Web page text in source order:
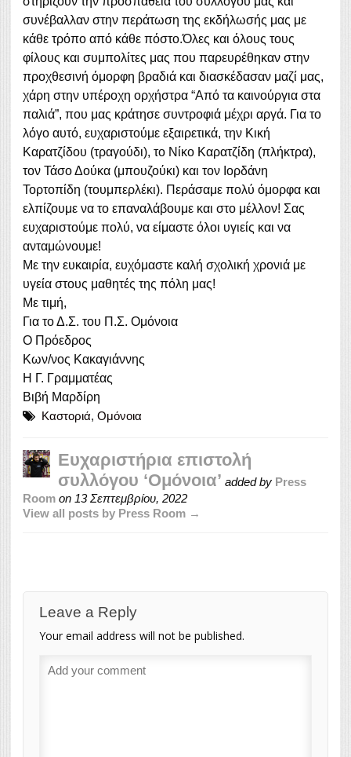
συνέβαλλαν στην περάτωση της εκδήλωσής μας με
κάθε τρόπο από κάθε πόστο.Όλες και όλους τους
φίλους και συμπολίτες μας που παρευρέθηκαν στην
προχθεσινή όμορφη βραδιά και διασκέδασαν μαζί μας,
χάρη στην υπέροχη ορχήστρα “Από τα καινούργια στα
παλιά”, που μας κράτησε συντροφιά μέχρι αργά. Για το
λόγο αυτό, ευχαριστούμε εξαιρετικά, την Κική
Καρατζίδου (τραγούδι), το Νίκο Καρατζίδη (πλήκτρα),
τον Τάσο Δούκα (μπουζούκι) και τον Ιορδάνη
Τορτοπίδη (τουμπερλέκι). Περάσαμε πολύ όμορφα και
ελπίζουμε να το επαναλάβουμε και στο μέλλον! Σας
ευχαριστούμε πολύ, να είμαστε όλοι υγιείς και να
ανταμώνουμε!
Με την ευκαιρία, ευχόμαστε καλή σχολική χρονιά με
υγεία στους μαθητές της πόλη μας!
Με τιμή,
Για το Δ.Σ. του Π.Σ. Ομόνοια
Ο Πρόεδρος
Κων/νος Κακαγιάννης
Η Γ. Γραμματέας
Βιβή Μαρδίρη
Καστοριά, Ομόνοια
Ευχαριστήρια επιστολή
συλλόγου ‘Ομόνοια’ added by Press
Room on 13 Σεπτεμβρίου, 2022
View all posts by Press Room →
Leave a Reply
Your email address will not be published.